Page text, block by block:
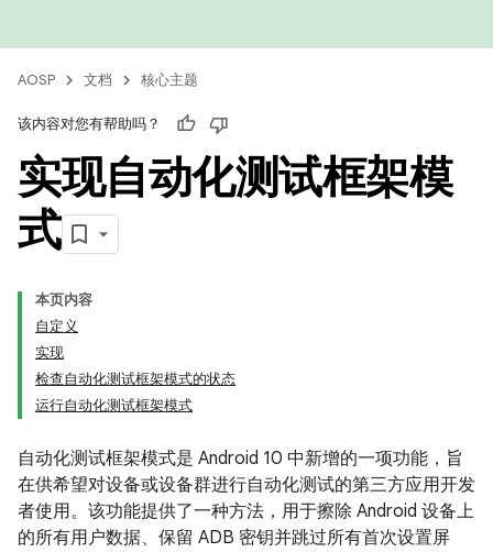
AOSP 文档 核心主题
该内容对您有帮助吗？
实现自动化测试框架模
式
本页内容
自定义
实现
检查自动化测试框架模式的状态
运行自动化测试框架模式
自动化测试框架模式是 Android 10 中新增的一项功能，旨
在供希望对设备或设备群进行自动化测试的第三方应用开发
者使用。该功能提供了一种方法，用于擦除 Android 设备上
的所有用户数据、保留 ADB 密钥并跳过所有首次设置屏